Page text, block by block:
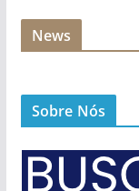
News
Sobre Nós